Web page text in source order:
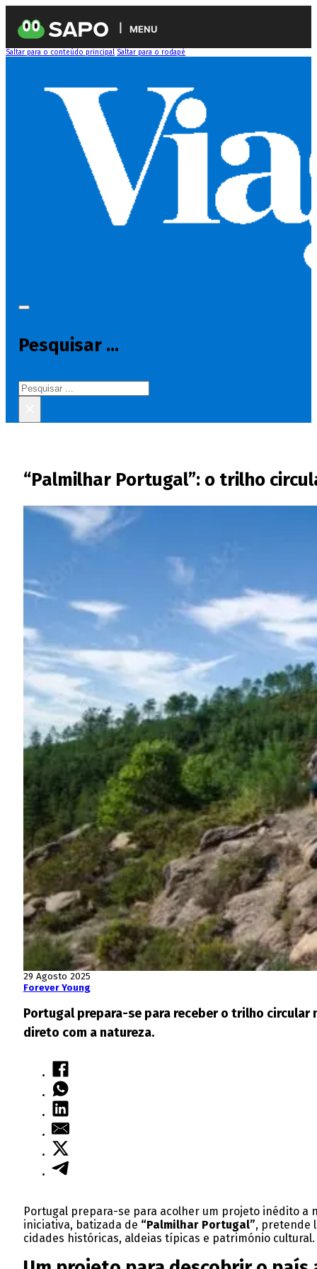
MENU
Saltar para o conteúdo principal Saltar para o rodapé
Pesquisar ...
Pesquisar
“Palmilhar Portugal”: o trilho
29 Agosto 2025
Forever Young
Portugal prepara-se para receber o trilho
direto com a natureza.
Portugal prepara-se para acolher um projeto inédito a
iniciativa, batizada de “Palmilhar Portugal”, pretende
cidades históricas, aldeias típicas e património cultural.